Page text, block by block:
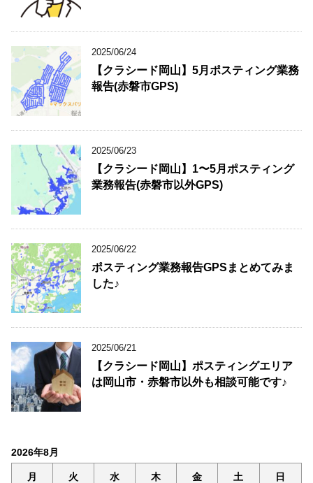
2025/06/24
【クラシード岡山】5月ポスティング業務
報告(赤磐市GPS)
2025/06/23
【クラシード岡山】1〜5月ポスティング
業務報告(赤磐市以外GPS)
2025/06/22
ポスティング業務報告GPSまとめてみま
した♪
2025/06/21
【クラシード岡山】ポスティングエリア
は岡山市・赤磐市以外も相談可能です♪
2026年8月
月 火 水 木 金 土 日